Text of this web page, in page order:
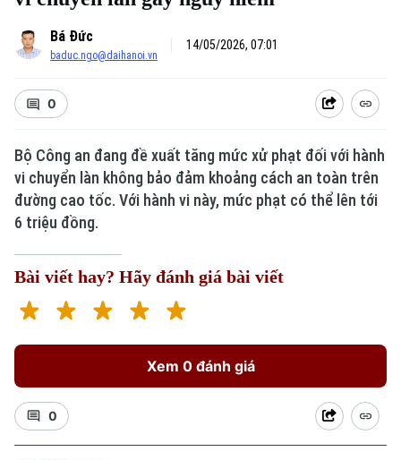
Bá Đức
baduc.ngo@daihanoi.vn
14/05/2026, 07:01
0
Bộ Công an đang đề xuất tăng mức xử phạt đối với hành
vi chuyển làn không bảo đảm khoảng cách an toàn trên
đường cao tốc. Với hành vi này, mức phạt có thể lên tới
6 triệu đồng.
Bài viết hay? Hãy đánh giá bài viết
Xem 0 đánh giá
0